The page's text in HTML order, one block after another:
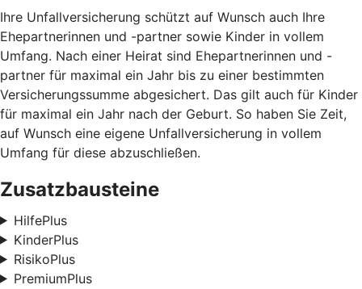
Ihre Unfallversicherung schützt auf Wunsch auch Ihre
Ehepartnerinnen und -partner sowie Kinder in vollem
Umfang. Nach einer Heirat sind Ehepartnerinnen und -
partner für maximal ein Jahr bis zu einer bestimmten
Versicherungssumme abgesichert. Das gilt auch für Kinder
für maximal ein Jahr nach der Geburt. So haben Sie Zeit,
auf Wunsch eine eigene Unfallversicherung in vollem
Umfang für diese abzuschließen.
Zusatzbausteine
HilfePlus
KinderPlus
RisikoPlus
PremiumPlus